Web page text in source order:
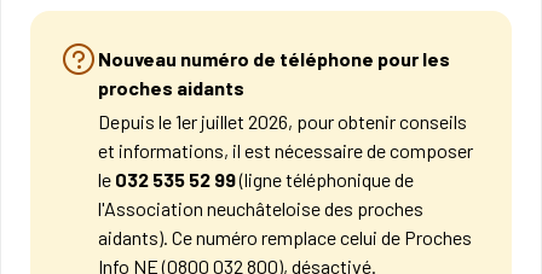
Nouveau numéro de téléphone pour les
proches aidants
Depuis le 1er juillet 2026, pour obtenir conseils
et informations, il est nécessaire de composer
le 032 535 52 99(ligne téléphonique de
l'Association neuchâteloise des proches
aidants). Ce numéro remplace celui de Proches
Info NE (0800 032 800), désactivé.